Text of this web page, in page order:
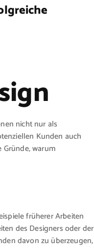
nicht nur als
Kunden auch
warum
früherer Arbeiten
des Designers oder der
davon zu überzeugen,